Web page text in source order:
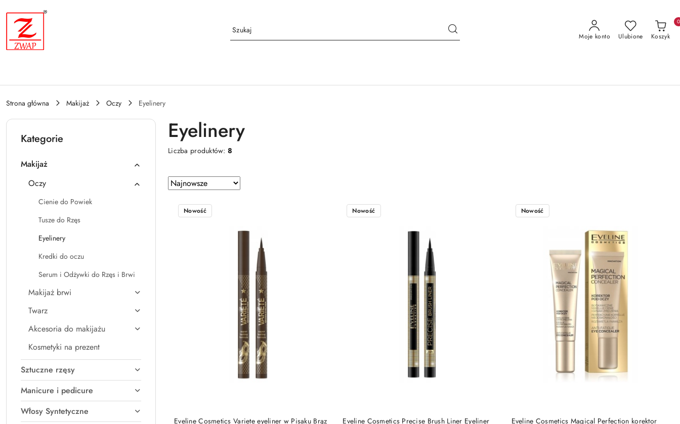
Przejdź do treści głównej
Przejdź do wyszukiwarki
Przejdź do moje konto
Przejdź do menu głównego
Przejdź do stopki
Moje konto Ulubione Koszyk
0
Strona główna Makijaż Oczy Eyelinery
Kategorie
Makijaż
Oczy
Cienie do Powiek
Tusze do Rzęs
Eyelinery
Kredki do oczu
Serum i Odżywki do Rzęs i Brwi
Makijaż brwi
Twarz
Akcesoria do makijażu
Kosmetyki na prezent
Sztuczne rzęsy
Manicure i pedicure
Włosy Syntetyczne
Eyelinery
Liczba produktów:8
Zastosowano
sortowanie:
Najnowsze.
Sortuj
według
Eveline Cosmetics Variete eyeliner w Pisaku Brąz
Nowość
DO KOSZYKA Eveline Cosmetics Precise Brush Liner Eyeliner
Nowość
DO KOSZYKA
Eveline Cosmetics Magical Perfection korektor
Nowość
DO KOSZYKA